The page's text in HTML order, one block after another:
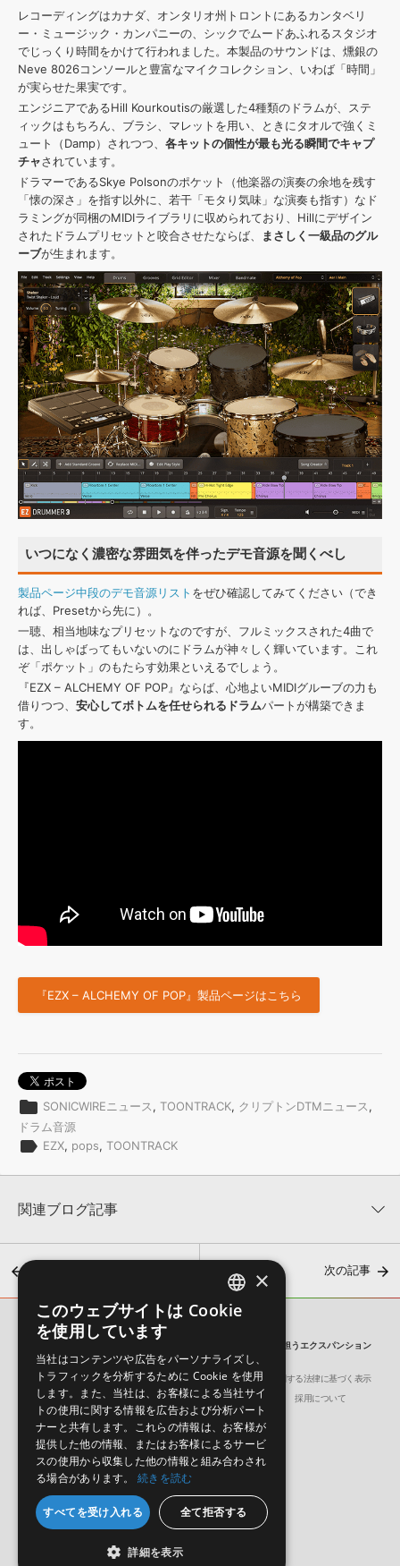
レコーディングはカナダ、オンタリオ州トロントにあるカンタベリ
ー・ミュージック・カンパニーの、シックでムードあふれるスタジオ
でじっくり時間をかけて行われました。本製品のサウンドは、燻銀の
Neve 8026コンソールと豊富なマイクコレクション、いわば「時間」
が実らせた果実です。
エンジニアであるHill Kourkoutisの厳選した4種類のドラムが、ステ
ィックはもちろん、ブラシ、マレットを用い、ときにタオルで強くミ
ュート（Damp）されつつ、 各キットの個性が最も光る瞬間でキャプ
チャされています。
ドラマーであるSkye Polsonのポケット（他楽器の演奏の余地を残す
「懐の深さ」を指す以外に、若干「モタり気味」な演奏も指す）なド
ラミングが同梱のMIDIライブラリに収められており、Hillにデザイン
されたドラムプリセットと咬合させたならば、
まさしく一級品のグル
ーブが生まれます。
いつになく濃密な雰囲気を伴ったデモ音源を聞くべし
製品ページ中段のデモ音源リスト をぜひ確認してみてください（でき
れば、Presetから先に）。
一聴、相当地味なプリセットなのですが、フルミックスされた4曲で
は、出しゃばってもいないのにドラムが神々しく輝いています。これ
ぞ「ポケット」のもたらす効果といえるでしょう。
『EZX – ALCHEMY OF POP』ならば、心地よいMIDIグルーブの力も
借りつつ、 安心してボトムを任せられるドラムパートが構築できま
す。
『EZX – ALCHEMY OF POP』製品ページはこちら
folder SONICWIREニュース, TOONTRACK, クリプトンDTMニュース,
ドラム音源
label EZX, pops, TOONTRACK
関連ブログ記事
「業界標準」ドラム音源『EZdrummer 3』など、Toontrack製
品総ざらい
2026年7月3日 12:04
次の記事
TOONTRACK『EZX – ALCHEMY OF POP』 きっちりボトムを担うエクスパンション
会社概要 環境保護（CSR）への取り組み
特定商取引に関する法律に基づく表示
サイト動作環境
利用規約 個人情報の保護について 採用について
© Crypton Future Media, INC.
日本語
ENGLISH
×
このウェブサイトは Cookie
を使用しています
当社はコンテンツや広告をパーソナライズし、
トラフィックを分析するために Cookie を使用
します。また、当社は、お客様による当社サイ
トの使用に関する情報を広告および分析パート
ナーと共有します。これらの情報は、お客様が
提供した他の情報、またはお客様によるサービ
スの使用から収集した他の情報と組み合わされ
る場合があります。
続きを読む
すべてを受け入れる 全て拒否する
詳細を表示